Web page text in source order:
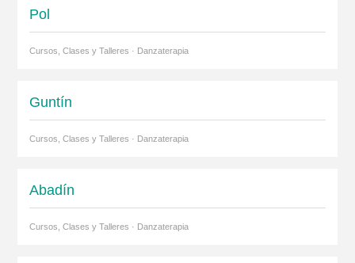
Pol
Cursos, Clases y Talleres · Danzaterapia
Guntín
Cursos, Clases y Talleres · Danzaterapia
Abadín
Cursos, Clases y Talleres · Danzaterapia